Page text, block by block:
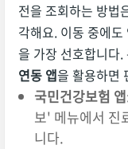
전을 조회하는 방법
각해요. 이동 중에
을 가장 선호합니다.
연동 앱을 활용하면
국민건강보험 앱
보' 메뉴에서 진
니다.